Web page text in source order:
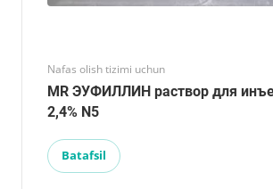
Nafas olish tizimi uchun
MR ЭУФИЛЛИН раствор для
2,4% N5
Batafsil